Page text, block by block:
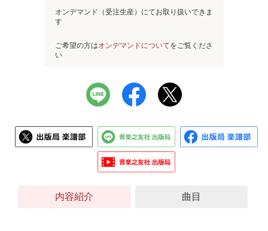
オンデマンド（受注生産）にてお取り扱いできま
す
ご希望の方はオンデマンドについてをご覧くださ
い
内容紹介 曲目